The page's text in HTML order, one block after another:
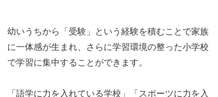
幼いうちから「受験」という経験を積むことで家族
に一体感が生まれ、さらに学習環境の整った小学校
で学習に集中することができます。
「語学に力を入れている学校」「スポーツに力を入